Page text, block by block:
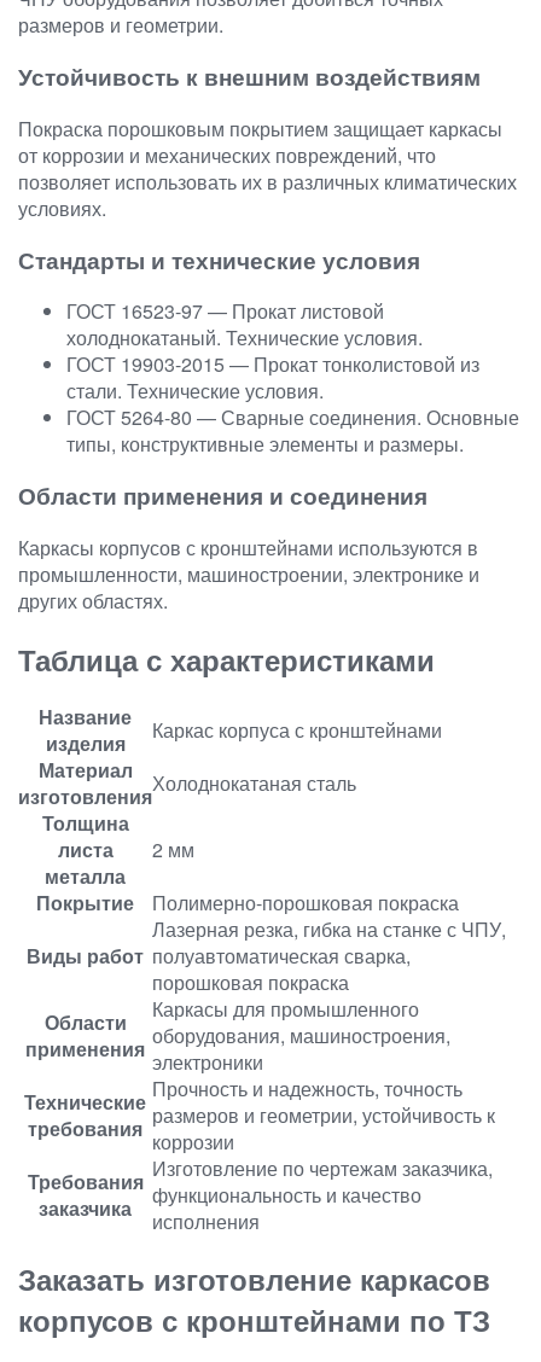
размеров и геометрии.
Устойчивость к внешним воздействиям
Покраска порошковым покрытием защищает каркасы
от коррозии и механических повреждений, что
позволяет использовать их в различных климатических
условиях.
Стандарты и технические условия
ГОСТ 16523-97 — Прокат листовой
холоднокатаный. Технические условия.
ГОСТ 19903-2015 — Прокат тонколистовой из
стали. Технические условия.
ГОСТ 5264-80 — Сварные соединения. Основные
типы, конструктивные элементы и размеры.
Области применения и соединения
Каркасы корпусов с кронштейнами используются в
промышленности, машиностроении, электронике и
других областях.
Таблица с характеристиками
Название
изделия
Каркас корпуса с кронштейнами
Материал
изготовленияХолоднокатаная сталь
Толщина
листа
металла
2 мм
Покрытие
Полимерно-порошковая покраска
Виды работ
Лазерная резка, гибка на станке с ЧПУ,
полуавтоматическая сварка,
порошковая покраска
Области
применения
Каркасы для промышленного
оборудования, машиностроения,
электроники
Технические
требования
Прочность и надежность, точность
размеров и геометрии, устойчивость к
коррозии
Требования
заказчика
Изготовление по чертежам заказчика,
функциональность и качество
исполнения
Заказать изготовление каркасов
корпусов с кронштейнами по ТЗ